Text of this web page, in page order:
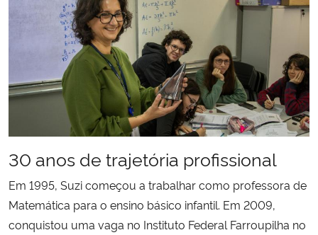
Gabinete de Segurança Institucional
Advocacia-Geral da União
Banco Central do Brasil
30 anos de trajetória profissional
Em 1995, Suzi começou a trabalhar como professora de
Matemática para o ensino básico infantil. Em 2009,
conquistou uma vaga no Instituto Federal Farroupilha no